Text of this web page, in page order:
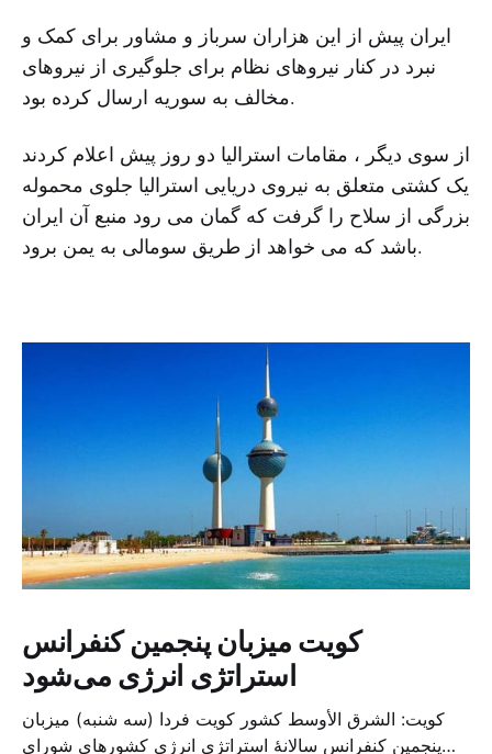
ایران پیش از این هزاران سرباز و مشاور برای کمک و
نبرد در کنار نیروهای نظام برای جلوگیری از نیروهای
مخالف به سوریه ارسال کرده بود.
از سوی دیگر ، مقامات استرالیا دو روز پیش اعلام کردند
یک کشتی متعلق به نیروی دریایی استرالیا جلوی محموله
بزرگی از سلاح را گرفت که گمان می رود منبع آن ایران
باشد که می خواهد از طریق سومالی به یمن برود.
کویت میزبان پنجمین کنفرانس
استراتژی انرژی می‌شود
کویت: الشرق الأوسط کشور کویت فردا (سه شنبه) میزبان
پنجمین کنفرانس سالانهٔ استراتژی انرژی کشورهای شورای